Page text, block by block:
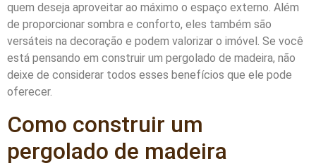
quem deseja aproveitar ao máximo o espaço externo. Além
de proporcionar sombra e conforto, eles também são
versáteis na decoração e podem valorizar o imóvel. Se você
está pensando em construir um pergolado de madeira, não
deixe de considerar todos esses benefícios que ele pode
oferecer.
Como construir um
pergolado de madeira